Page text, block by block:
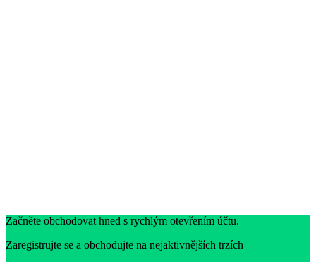
Začněte obchodovat hned s rychlým otevřením účtu.
Zaregistrujte se a obchodujte na nejaktivnějších trzích